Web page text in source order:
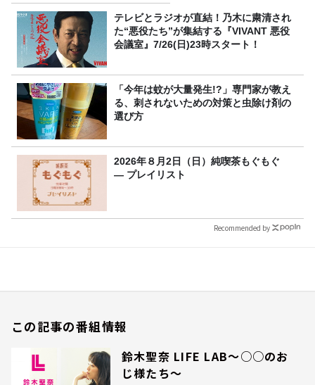
テレビとラジオが直結！乃木に粛清され
た“悪役たち”が集結する『VIVANT 悪役
会議室』7/26(日)23時スタート！
「今年は蚊が大量発生!?」専門家が教え
る、刺されないための対策と虫除け剤の
選び方
2026年８月2日（日）純喫茶もぐもぐ
― プレイリスト
Recommended by
この記事の番組情報
鈴木聖奈 LIFE LAB～○○のお
じ様たち～